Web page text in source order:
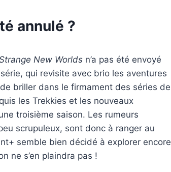
annulé ?
New Worlds n’a pas été envoyé
qui revisite avec brio les aventures
briller dans le firmament des séries de
les Trekkies et les nouveaux
troisième saison. Les rumeurs
scrupuleux, sont donc à ranger au
semble bien décidé à explorer encore
ne s’en plaindra pas !